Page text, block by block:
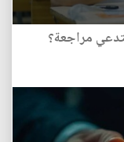
مراجعة؟